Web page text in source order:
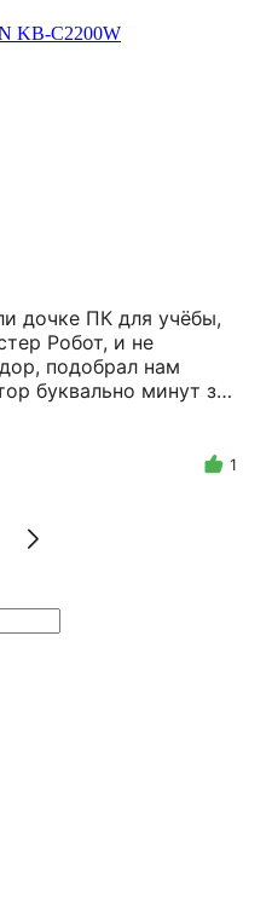
KB-C2200W
дочке ПК для учёбы,
Робот, и не
подобрал нам
буквально минут за
налом скидку
и успехов Вам в
1